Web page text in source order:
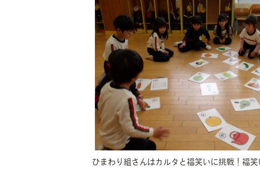
ひまわり組さんはカルタと福笑いに挑戦！